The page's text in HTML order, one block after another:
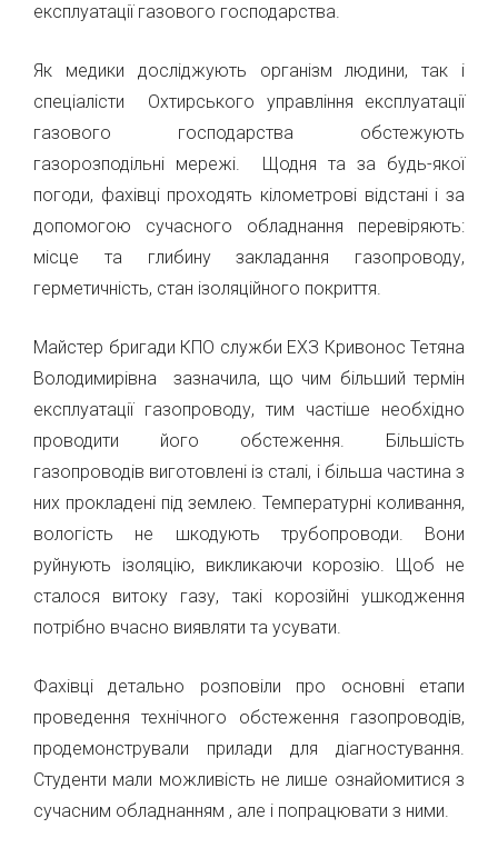
експлуатації газового господарства.
Як медики досліджують організм людини, так і
спеціалісти Охтирського управління експлуатації
газового господарства обстежують
газорозподільні мережі. Щодня та за будь-якої
погоди, фахівці проходять кілометрові відстані і за
допомогою сучасного обладнання перевіряють:
місце та глибину закладання газопроводу,
герметичність, стан ізоляційного покриття.
Майстер бригади КПО служби ЕХЗ Кривонос Тетяна
Володимирівна зазначила, що чим більший термін
експлуатації газопроводу, тим частіше необхідно
проводити його обстеження. Більшість
газопроводів виготовлені із сталі, і більша частина з
них прокладені під землею. Температурні коливання,
вологість не шкодують трубопроводи. Вони
руйнують ізоляцію, викликаючи корозію. Щоб не
сталося витоку газу, такі корозійні ушкодження
потрібно вчасно виявляти та усувати.
Фахівці детально розповіли про основні етапи
проведення технічного обстеження газопроводів,
продемонстрували прилади для діагностування.
Студенти мали можливість не лише ознайомитися з
сучасним обладнанням , але і попрацювати з ними.